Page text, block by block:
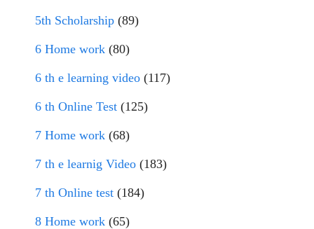
5th Scholarship (89)
6 Home work (80)
6 th e learning video (117)
6 th Online Test (125)
7 Home work (68)
7 th e learnig Video (183)
7 th Online test (184)
8 Home work (65)